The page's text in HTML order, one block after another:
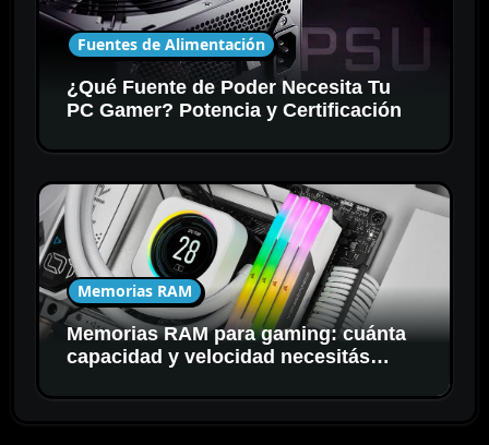
Fuentes de Alimentación
¿Qué Fuente de Poder Necesita Tu
PC Gamer? Potencia y Certificación
Memorias RAM
Memorias RAM para gaming: cuánta
capacidad y velocidad necesitás